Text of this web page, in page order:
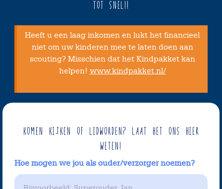
Tot snel!!
Heeft u een laag inkomen en lukt het financieel
niet om uw kinderen mee te laten doen aan
scouting? Misschien dat het Kindpakket kan
helpen! www.kindpakket.nl/
Komen kijken of lidworden? Laat het ons hier
weten!
Hoe mogen we jou als ouder/verzorger noemen?